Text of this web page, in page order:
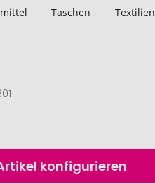
Taschen Textilien
konfigurieren